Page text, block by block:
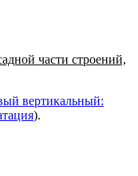
части строений,
вертикальный:
).